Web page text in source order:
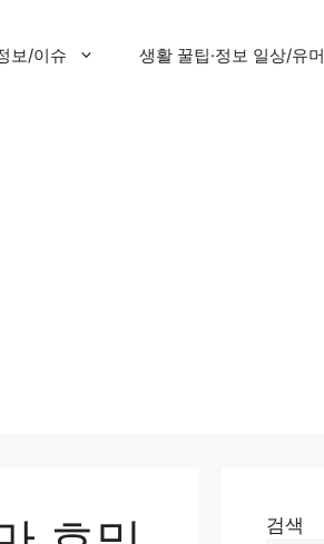
보/이슈 생활 꿀팁·정보 일상/유머
검색